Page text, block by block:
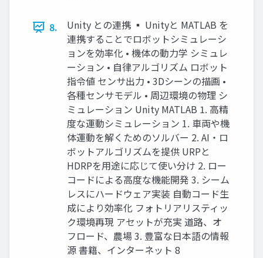
8.
Unity との連携 ▪ Unityと MATLAB を
連携することでロボットシミュレーシ
ョンを効率化 • 機体の動力学 シミュレ
ーション • 自律アルゴリズム ロボット
指令値 センサ出力 • 3Dシーンの描画 •
各種センサモデル • 周辺環境の物理 シ
ミュレーション Unity MATLAB 1. 高精
度な運動シミュレーション 1. 車両や機
体運動を解くためのソルバー 2. AI・ロ
ボットアルゴリズムを提供 URPと
HDRPを用途に応じて使い分け 2. ロー
コードによる高度な機能開発 3. シーム
レスにハードウェア実装 自動コード生
成により効率化 フォトリアリスティッ
ク環境再現 アセットが充実 道路、オ
フロード、農場 3. 豊富な日本語の情報
源 書籍、インターネット 8